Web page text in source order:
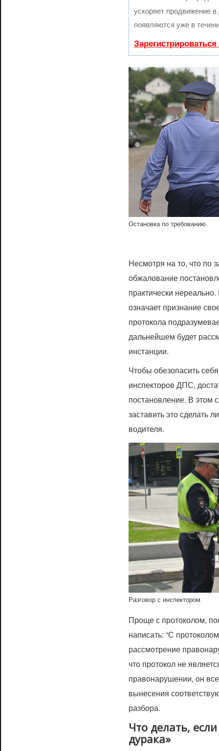
ускоряет продвижение
появляются уже в
Остановка по требованию
Несмотря на то, что по
обжалование
практически
означает признание
протокола
дальнейшем будет
инстанции.
Чтобы обезопасить
инспекторов ДПС,
постановление. В этом
заставить это сделать
водителя.
Разговор с инспектором
Проще с протоколом,
написать: “С
рассмотрение
что протокол не
правонарушении, он
вынесения
разбора.
Что делать,
дурака»